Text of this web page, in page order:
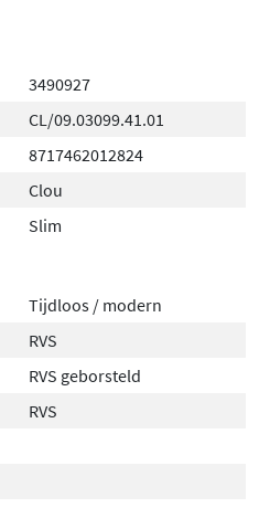
3490927
CL/09.03099.41.01
8717462012824
Clou
Slim
Tijdloos / modern
RVS
RVS geborsteld
RVS